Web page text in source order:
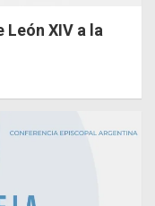
XIV a la